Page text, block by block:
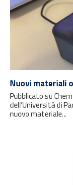
Nuovi materiali
Pubblicato su
dell’Università di
nuovo materiale...